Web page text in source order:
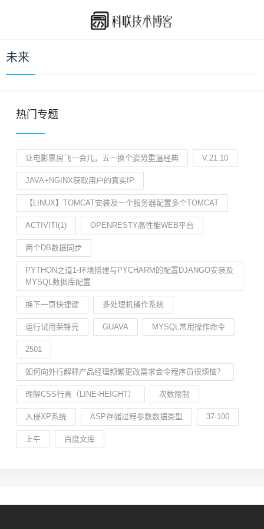
未来
热门专题
让电影票房飞一会儿，五一换个姿势重温经典 V.21.10
JAVA+NGINX获取用户的真实IP
【LINUX】TOMCAT安装及一个服务器配置多个TOMCAT
ACTIVITI(1) OPENRESTY高性能WEB平台
两个DB数据同步
PYTHON之道1-环境搭建与PYCHARM的配置DJANGO安装及
MYSQL数据库配置
换下一页快捷键 多处理机操作系统
运行试用荣锋亮 GUAVA MYSQL常用操作命令
2501
如何向外行解释产品经理频繁更改需求会令程序员很烦恼？
理解CSS行高（LINE-HEIGHT） 次数限制
入侵XP系统 ASP存储过程参数数据类型 37-100
上午 百度文库